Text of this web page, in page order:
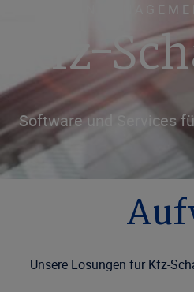
Kfz-
Software und Services
Unsere Lösungen für Kfz-